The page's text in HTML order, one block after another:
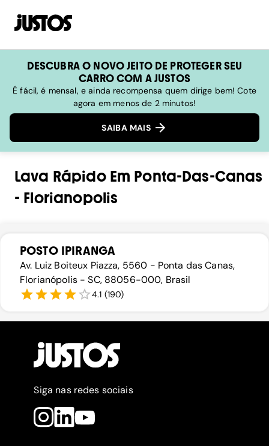
DESCUBRA O NOVO JEITO DE PROTEGER SEU
CARRO COM A JUSTOS
É fácil, é mensal, e ainda recompensa quem dirige bem! Cote
agora em menos de 2 minutos!
SAIBA MAIS
Lava RápidoEm Ponta-Das-Canas
- Florianopolis
POSTO IPIRANGA
Av. Luiz Boiteux Piazza, 5560 - Ponta das Canas,
Florianópolis - SC, 88056-000, Brasil
4.1 (190)
Siga nas redes sociais